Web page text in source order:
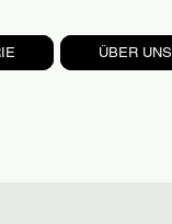
ÜBER UNS